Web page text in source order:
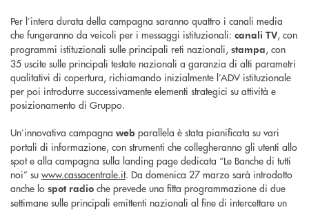
Per l’intera durata della campagna saranno quattro i canali media
che fungeranno da veicoli per i messaggi istituzionali: canali TV, con
programmi istituzionali sulle principali reti nazionali, stampa, con
35 uscite sulle principali testate nazionali a garanzia di alti parametri
qualitativi di copertura, richiamando inizialmente l’ADV istituzionale
per poi introdurre successivamente elementi strategici su attività e
posizionamento di Gruppo.
Un’innovativa campagna web parallela è stata pianificata su vari
portali di informazione, con strumenti che collegheranno gli utenti allo
spot e alla campagna sulla landing page dedicata “Le Banche di tutti
noi” su www.cassacentrale.it. Da domenica 27 marzo sarà introdotto
anche lo spot radio che prevede una fitta programmazione di due
settimane sulle principali emittenti nazionali al fine di intercettare un